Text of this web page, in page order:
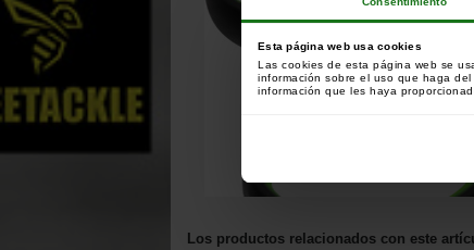
Esta página web usa cookies
Las cookies de esta página web se
información sobre el uso que haga
información que les haya
Los productos relacionados con este